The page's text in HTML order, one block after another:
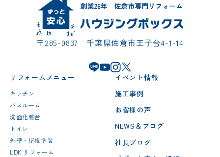
〒285-0837 千葉県佐倉市王子台4-1-14
リフォームメニュー
キッチン
バスルーム
洗面化粧台
トイレ
外壁・屋根塗装
LDK リフォーム
イベント情報
施工事例
お客様の声
NEWS＆ブログ
社長ブログ